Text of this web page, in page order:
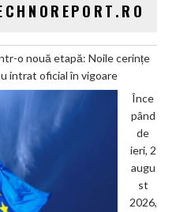
o nouă etapă: Noile cerințe
intrat oficial în vigoare
Înce
pând
de
ieri, 2
augu
st
2026,